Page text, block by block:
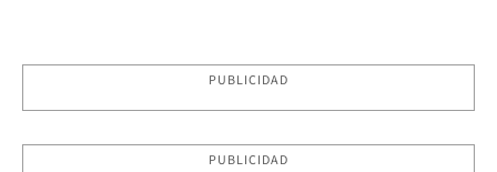
PUBLICIDAD
PUBLICIDAD